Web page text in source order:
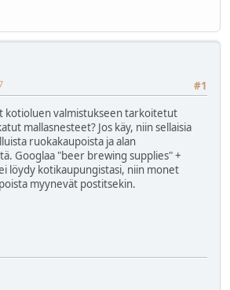
#1
kotioluen valmistukseen tarkoitetut
mallasnesteet? Jos käy, niin sellaisia
ruokakaupoista ja alan
Googlaa "beer brewing supplies" +
löydy kotikaupungistasi, niin monet
myynevät postitsekin.